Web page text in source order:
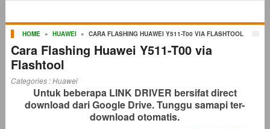
HOME » HUAWEI » CARA FLASHING HUAWEI Y511-T00 VIA FLASHTOOL
Cara Flashing Huawei Y511-T00 via
Flashtool
Categories :Huawei
Untuk beberapa LINK DRIVER bersifat direct
download dari Google Drive. Tunggu samapi ter-
download otomatis.